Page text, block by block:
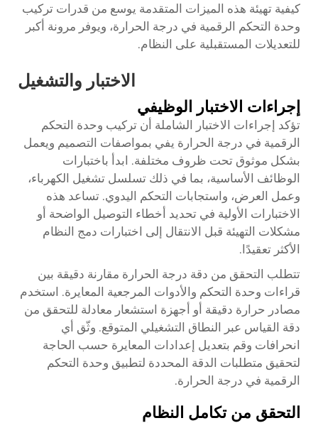
كيفية تهيئة هذه الميزات المتقدمة يوسع من قدرات تركيب
وحدة التحكم الرقمية في درجة الحرارة، ويوفر مرونة أكبر
للتعديلات المستقبلية على النظام.
الاختبار والتشغيل
إجراءات الاختبار الوظيفي
تؤكد إجراءات الاختبار الشاملة أن تركيب وحدة التحكم
الرقمية في درجة الحرارة يفي بمواصفات التصميم ويعمل
بشكل موثوق تحت ظروف مختلفة. ابدأ باختبارات
الوظائف الأساسية، بما في ذلك تسلسل تشغيل الكهرباء،
وعمل العرض، واستجابات التحكم اليدوي. تساعد هذه
الاختبارات الأولية في تحديد أخطاء التوصيل الواضحة أو
مشكلات التهيئة قبل الانتقال إلى اختبارات دمج النظام
الأكثر تعقيدًا.
تتطلب التحقق من دقة درجة الحرارة مقارنة دقيقة بين
قراءات وحدة التحكم والأدوات المرجعية المعايرة. استخدم
مصادر حرارة دقيقة أو أجهزة استشعار معادلة للتحقق من
دقة القياس عبر النطاق التشغيلي المتوقع. وثّق أي
انحرافات وقم بتعديل إعدادات المعايرة حسب الحاجة
لتحقيق متطلبات الدقة المحددة لتطبيق وحدة التحكم
الرقمية في درجة الحرارة.
التحقق من تكامل النظام